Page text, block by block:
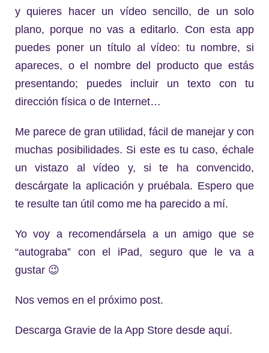
y quieres hacer un vídeo sencillo, de un solo
plano, porque no vas a editarlo. Con esta app
puedes poner un título al vídeo: tu nombre, si
apareces, o el nombre del producto que estás
presentando; puedes incluir un texto con tu
dirección física o de Internet…
Me parece de gran utilidad, fácil de manejar y con
muchas posibilidades. Si este es tu caso, échale
un vistazo al vídeo y, si te ha convencido,
descárgate la aplicación y pruébala. Espero que
te resulte tan útil como me ha parecido a mí.
Yo voy a recomendársela a un amigo que se
“autograba” con el iPad, seguro que le va a
gustar 😉
Nos vemos en el próximo post.
Descarga Gravie de la App Store desde aquí.